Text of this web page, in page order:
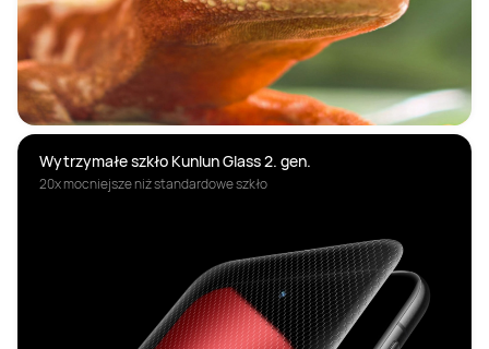
Wytrzymałe szkło Kunlun Glass 2. gen.
20x mocniejsze niż standardowe szkło